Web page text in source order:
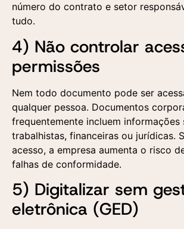
número do contrato e setor
tudo.
4) Não controlar
permissões
Nem todo documento pode ser
qualquer pessoa. Documentos
frequentemente incluem informações
trabalhistas, financeiras ou jurídicas.
acesso, a empresa aumenta o risco
falhas de conformidade.
5) Digitalizar sem
eletrônica (GED)